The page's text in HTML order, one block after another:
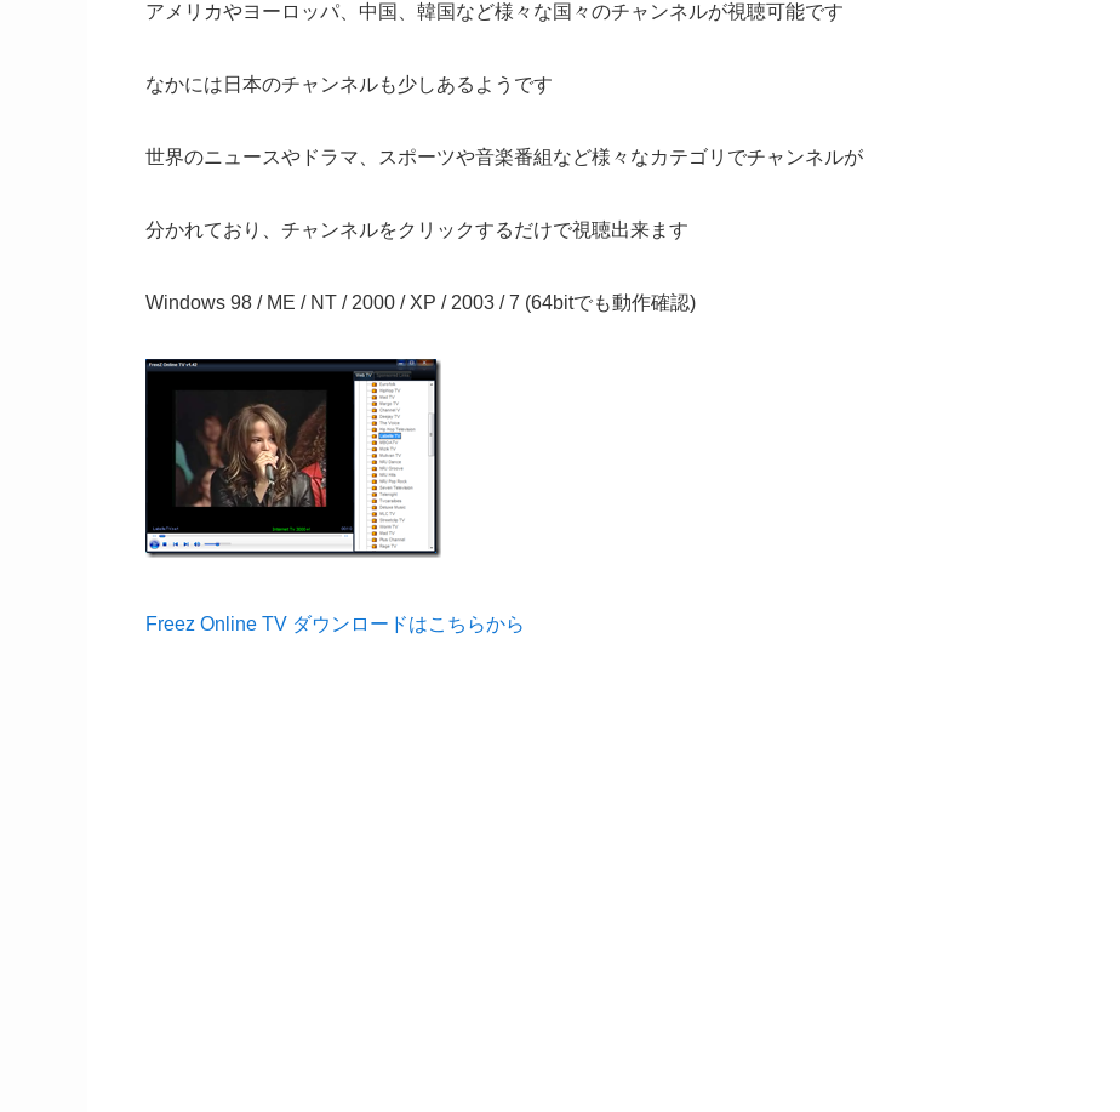
アメリカやヨーロッパ、中国、韓国など様々な国々のチャンネルが視聴可能です
なかには日本のチャンネルも少しあるようです
世界のニュースやドラマ、スポーツや音楽番組など様々なカテゴリでチャンネルが
分かれており、チャンネルをクリックするだけで視聴出来ます
Windows 98 / ME / NT / 2000 / XP / 2003 / 7 (64bitでも動作確認)
Freez Online TV ダウンロードはこちらから